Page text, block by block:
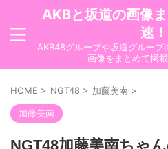
AKBと坂道の画像
速！
AKB48グループや坂道グループ
画像をまとめて掲
HOME > NGT48 > 加藤美南 >
加藤美南
NGT48加藤美南ちゃ